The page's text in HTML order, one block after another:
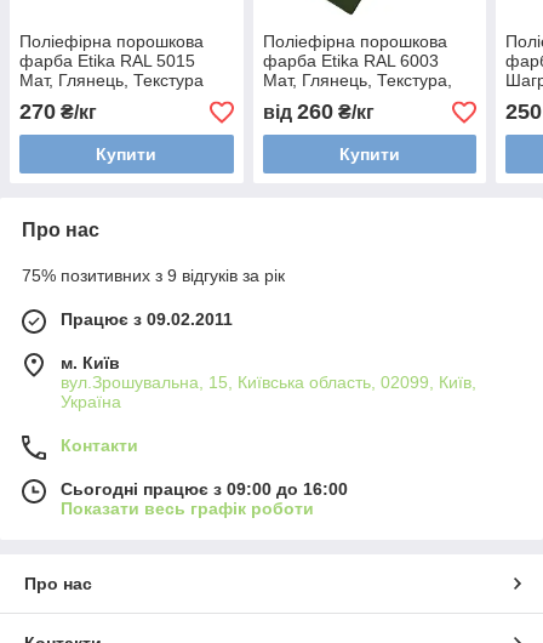
Поліефірна порошкова
фарба Etika RAL 5015
Мат, Глянець, Текстура
270 ₴/кг
Купити
Поліефірна порошкова
фарба Etika RAL 6003
Мат, Глянець, Текстура,
Муар
від 260₴/кг
Купити
250
Про нас
75% позитивних з 9 відгуків за рік
Працює з 09.02.2011
м. Київ
вул.Зрошувальна, 15, Київська область, 02099, Київ,
Україна
Контакти
Сьогодні працює з 09:00 до 16:00
Показати весь графік роботи
Про нас